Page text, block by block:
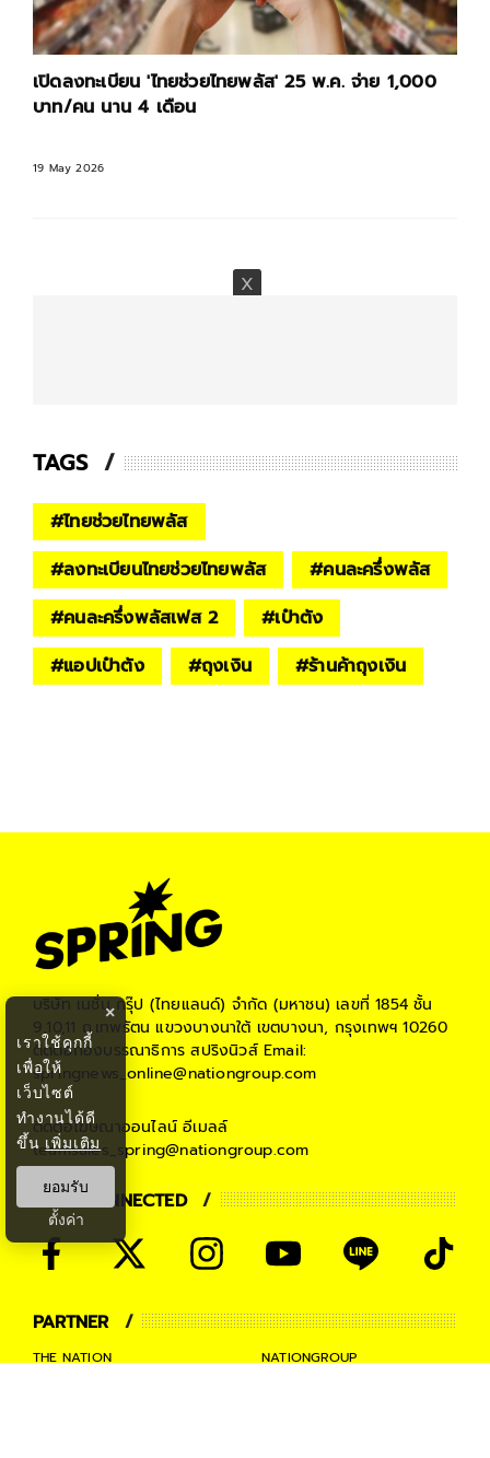
เปิดลงทะเบียน 'ไทยช่วยไทยพลัส' 25 พ.ค. จ่าย 1,000
บาท/คน นาน 4 เดือน
19 May 2026
TAGS
#ไทยช่วยไทยพลัส
#ลงทะเบียนไทยช่วยไทยพลัส #คนละครึ่งพลัส
#คนละครึ่งพลัสเฟส 2 #เป๋าตัง
#แอปเป๋าตัง #ถุงเงิน #ร้านค้าถุงเงิน
บริษัท เนชั่น กรุ๊ป (ไทยแลนด์) จำกัด (มหาชน) เลขที่ 1854 ชั้น
9,10,11 ถ.เทพรัตน แขวงบางนาใต้ เขตบางนา, กรุงเทพฯ 10260
ติดต่อกองบรรณาธิการ สปริงนิวส์Email:
springnews_online@nationgroup.com
ติดต่อโฆษณาออนไลน์ อีเมลล์
teamsales_spring@nationgroup.com
STAY CONNECTED
PARTNER
THE NATION
NATIONGROUP
×
เราใช้คุกกี้
เพื่อให้
เว็บไซต์
ทำงานได้ดี
ขึ้นเพิ่มเติม
ยอมรับ
ตั้งค่า